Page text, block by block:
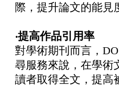
際，提升論文的能見
‧提高作品引用率
對學術期刊而言，
尋服務來說，在學術
讀者取得全文，提高